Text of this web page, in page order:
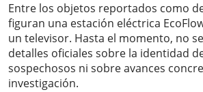
Entre los objetos reportados como
figuran una estación eléctrica
un televisor. Hasta el momento, no
detalles oficiales sobre la identidad
sospechosos ni sobre avances
investigación.